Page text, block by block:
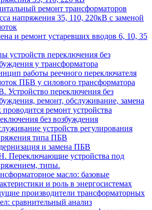
ремонт трансформаторов
напряжения 35, 110, 220кВ с заменой
и ремонт устаревших вводов 6, 10, 35
устройств переключения без
у трансформатора
работы реечного переключателя
ПБВ у силового трансформатора
Устройство переключения без
ремонт, обслуживание, замена
проводится ремонт устройства
без возбуждения
устройств регулирования
типа ПБВ
и замена ПБВ
Переключающие устройства под
типы.
масло: базовые
и роль в энергосистемах
производители трансформаторных
сравнительный анализ